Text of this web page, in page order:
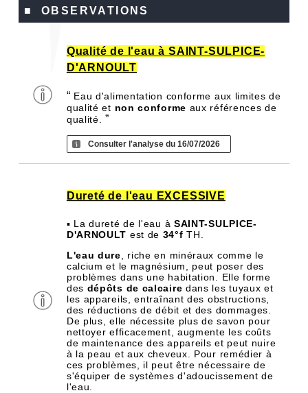
■ OBSERVATIONS
Qualité de l'eau à SAINT-SULPICE-
D'ARNOULT
“ Eau d'alimentation conforme aux limites de
qualité et non conforme aux références de
qualité.”
Consulter l'analyse du 16/07/2026
Dureté de l'eau EXCESSIVE
▪ La dureté de l'eau à SAINT-SULPICE-
D'ARNOULT est de 34°f TH.
L'eau dure , riche en minéraux comme le
calcium et le magnésium, peut poser des
problèmes dans une habitation. Elle forme
des dépôts de calcaire dans les tuyaux et
les appareils, entraînant des obstructions,
des réductions de débit et des dommages.
De plus, elle nécessite plus de savon pour
nettoyer efficacement, augmente les coûts
de maintenance des appareils et peut nuire
à la peau et aux cheveux. Pour remédier à
ces problèmes, il peut être nécessaire de
s'équiper de systèmes d'adoucissement de
l'eau.